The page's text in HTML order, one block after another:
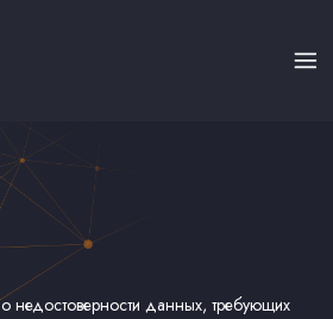
недостоверности данных, требующих